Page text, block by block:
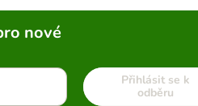
nové
Přihlásit se k
odběru